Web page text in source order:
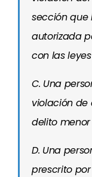
sección que
autorizada
con las
C. Una
violación de
delito menor
D. Una
prescrito